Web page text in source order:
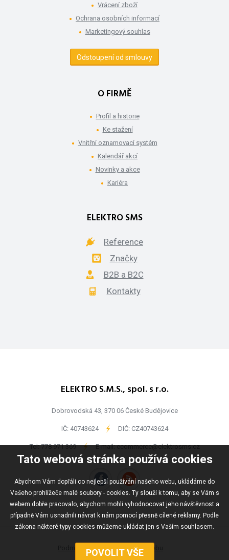
Tato webová stránka používá cookies
Abychom Vám dopřáli co nejlepší používání našeho webu, ukládáme do
Vašeho prohlížeče malé soubory - cookies. Ty slouží k tomu, aby se Vám s
webem dobře pracovalo, abychom mohli vyhodnocovat jeho návštěvnost a
případně Vám usnadnili návrat k nám pomocí přesně cílené reklamy. Podle
zákona některé typy cookies můžeme ukládat jen s Vaším souhlasem.
Vrácení zboží
Ochrana osobních informací
Marketingový souhlas
Odstoupení od smlouvy
O FIRMĚ
Profil a historie
Ke stažení
Vnitřní oznamovací systém
Kalendář akcí
Novinky a akce
Kariéra
ELEKTRO SMS
Reference
Značky
B2B a B2C
Kontakty
ELEKTRO S.M.S., spol. s r.o.
Dobrovodská 43, 370 06 České Budějovice
IČ: 40743624 - DIČ: CZ40743624
Tel:778 971 369 - E-mail:ecommerce@elektrosms.cz
Podmínky užívání Mapa webu